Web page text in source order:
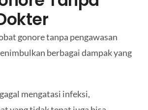
gonore tanpa pengawasan
berbagai dampak yang
mengatasi infeksi,